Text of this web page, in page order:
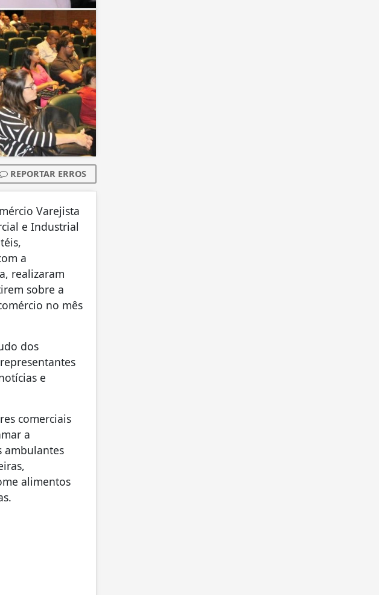
REPORTAR ERROS
Varejista
e Industrial
a
realizaram
sobre a
no mês
dos
e
comerciais
a
ambulantes
alimentos